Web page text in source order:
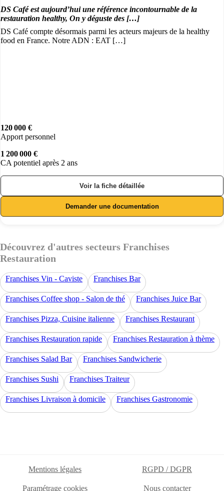
DS Café est aujourd’hui une référence incontournable de la
restauration healthy, On y déguste des […]
DS Café compte désormais parmi les acteurs majeurs de la healthy
food en France. Notre ADN : EAT […]
120 000 €
Apport personnel
1 200 000 €
CA potentiel après 2 ans
Voir la fiche détaillée
Demander une documentation
Découvrez d'autres secteurs Franchises
Restauration
Franchises Vin - Caviste Franchises Bar
Franchises Coffee shop - Salon de thé Franchises Juice Bar
Franchises Pizza, Cuisine italienne Franchises Restaurant
Franchises Restauration rapide Franchises Restauration à thème
Franchises Salad Bar Franchises Sandwicherie
Franchises Sushi Franchises Traiteur
Franchises Livraison à domicile Franchises Gastronomie
Mentions légales RGPD / DGPR
Paramétrage cookies Nous contacter